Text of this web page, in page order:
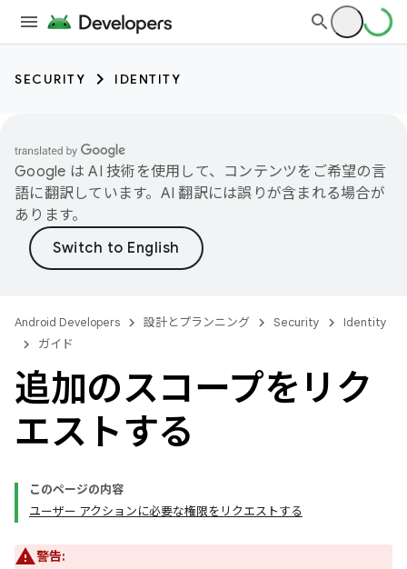
SECURITY IDENTITY
Google は AI 技術を使用して、コンテンツをご希望の言
語に翻訳しています。AI 翻訳には誤りが含まれる場合が
あります。
Android Developers 設計とプランニング Security
Identity
ガイド
追加のスコープをリク
エストする
このページの内容
ユーザー アクションに必要な権限をリクエストする
警告: